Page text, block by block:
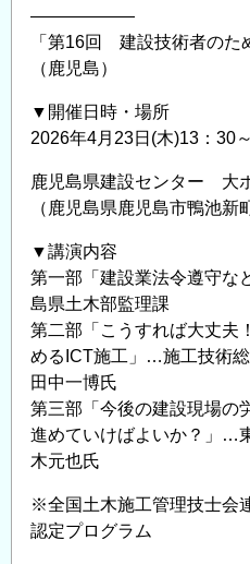
――――――
「第16回 建設技術者のた
（鹿児島）
▼開催日時・場所
2026年4月23日(木)13：30
鹿児島県建設センター 大
（鹿児島県鹿児島市鴨池新
▼講演内容
第一部「建設業法令遵守な
島県土木部監理課
第二部「こうすれば大丈夫
めるICT施工」…施工技術
田中一博氏
第三部「今後の建設現場の
進めていけばよいか？」…
木元也氏
※全国土木施工管理技士会
認定プログラム